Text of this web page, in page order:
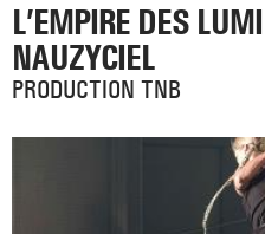
L’EMPIRE DES
NAUZYCIEL
PRODUCTION TNB